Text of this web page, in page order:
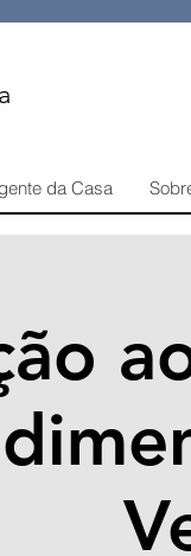
da Casa